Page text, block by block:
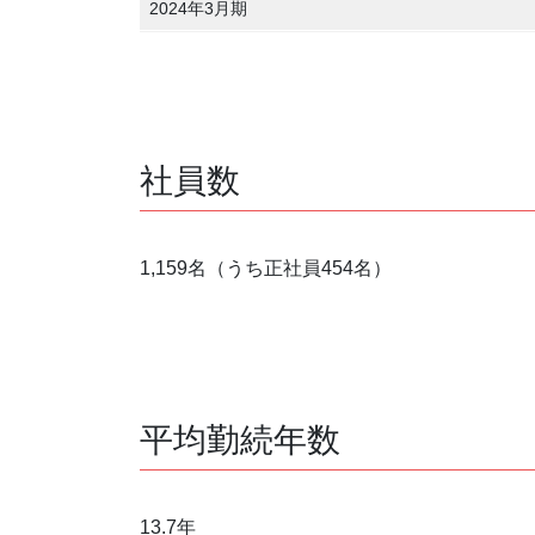
2024年3月期
社員数
1,159名（うち正社員454名）
平均勤続年数
13.7年